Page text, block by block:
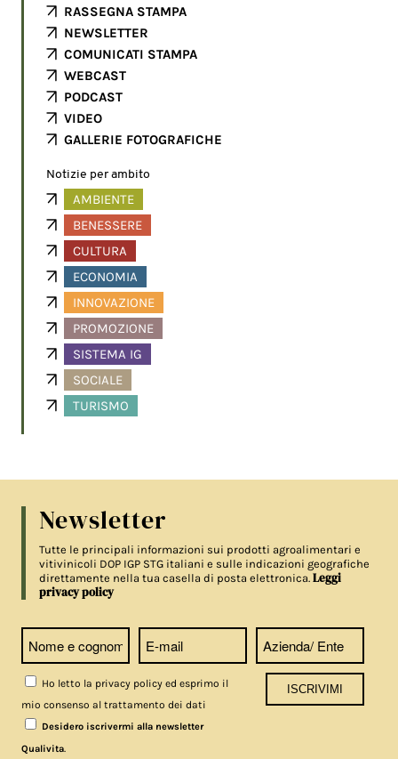
RASSEGNA STAMPA
NEWSLETTER
COMUNICATI STAMPA
WEBCAST
PODCAST
VIDEO
GALLERIE FOTOGRAFICHE
Notizie per ambito
AMBIENTE
BENESSERE
CULTURA
ECONOMIA
INNOVAZIONE
PROMOZIONE
SISTEMA IG
SOCIALE
TURISMO
Newsletter
Tutte le principali informazioni sui prodotti agroalimentari e
vitivinicoli DOP IGP STG italiani e sulle indicazioni geografiche
direttamente nella tua casella di posta elettronica.Leggi
privacy policy
Ho letto la privacy policy ed esprimo il
mio consenso al trattamento dei dati
Desidero iscrivermi alla newsletter
Qualivita